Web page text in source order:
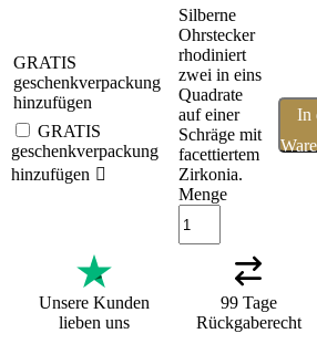
GRATIS
geschenkverpackung
hinzufügen
GRATIS
geschenkverpackung
hinzufügen
Silberne
Ohrstecker
rhodiniert
zwei in eins
Quadrate
auf einer
Schräge mit
facettiertem
Zirkonia.
Menge
In
Unsere Kunden
lieben uns
99 Tage
Rückgaberecht